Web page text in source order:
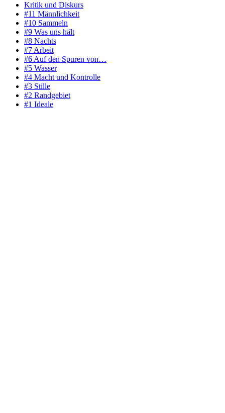
Kritik und Diskurs
#11 Männlichkeit
#10 Sammeln
#9 Was uns hält
#8 Nachts
#7 Arbeit
#6 Auf den Spuren von…
#5 Wasser
#4 Macht und Kontrolle
#3 Stille
#2 Randgebiet
#1 Ideale